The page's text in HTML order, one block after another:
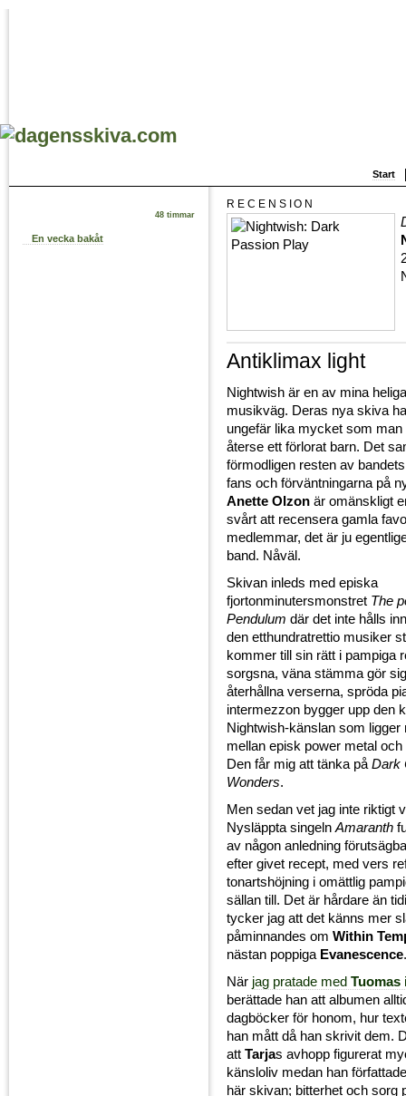
Start
48 timmar
En vecka bakåt
RECENSION
Antiklimax light
Nightwish är en av mina
musikväg. Deras nya skiva
ungefär lika mycket som man
återse ett förlorat barn. Det
förmodligen resten av
fans och förväntningarna på
Anette Olzon är omänskligt
svårt att recensera gamla
medlemmar, det är ju
band. Nåväl.
Skivan inleds med episka
fjortonminutersmonstret The
Pendulum där det inte hålls
den etthundratrettio musiker
kommer till sin rätt i pampiga
sorgsna, väna stämma gör
återhållna verserna, spröda
intermezzon bygger upp den
Nightwish-känslan som ligger
mellan episk power metal
Den får mig att tänka på Dark
Wonders.
Men sedan vet jag inte riktigt
Nysläppta singeln Amaranth
av någon anledning
efter givet recept, med vers
tonartshöjning i omättlig
sällan till. Det är hårdare än
tycker jag att det känns mer
påminnandes om Within
nästan poppiga Evanescence.
När jag pratade med Tuomas
berättade han att albumen
dagböcker för honom, hur
han mått då han skrivit dem.
att Tarjas avhopp figurerat
känsloliv medan han
här skivan; bitterhet och sorg